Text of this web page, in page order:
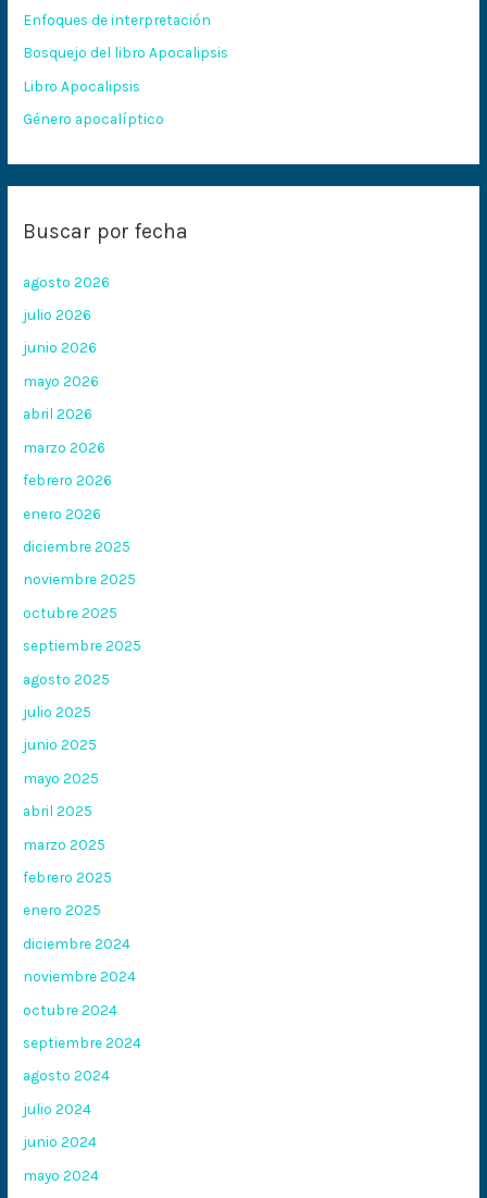
o
r
:
Enfoques de interpretación
Bosquejo del libro Apocalipsis
Libro Apocalipsis
Género apocalíptico
Buscar por fecha
agosto 2026
julio 2026
junio 2026
mayo 2026
abril 2026
marzo 2026
febrero 2026
enero 2026
diciembre 2025
noviembre 2025
octubre 2025
septiembre 2025
agosto 2025
julio 2025
junio 2025
mayo 2025
abril 2025
marzo 2025
febrero 2025
enero 2025
diciembre 2024
noviembre 2024
octubre 2024
septiembre 2024
agosto 2024
julio 2024
junio 2024
mayo 2024